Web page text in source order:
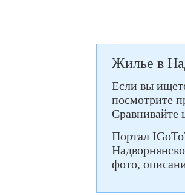
Жилье в
Если вы
посмотрите
Сравнивайте
Портал
фото,